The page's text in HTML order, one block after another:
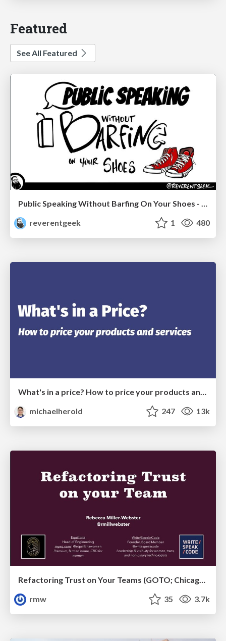
Featured
See All Featured
Public Speaking Without Barfing On Your Shoes - THAT 2023
reverentgeek
1 480
What's in a price? How to price your products and services
michaelherold
247 13k
Refactoring Trust on Your Teams (GOTO; Chicago 2020)
rmw
35 3.7k